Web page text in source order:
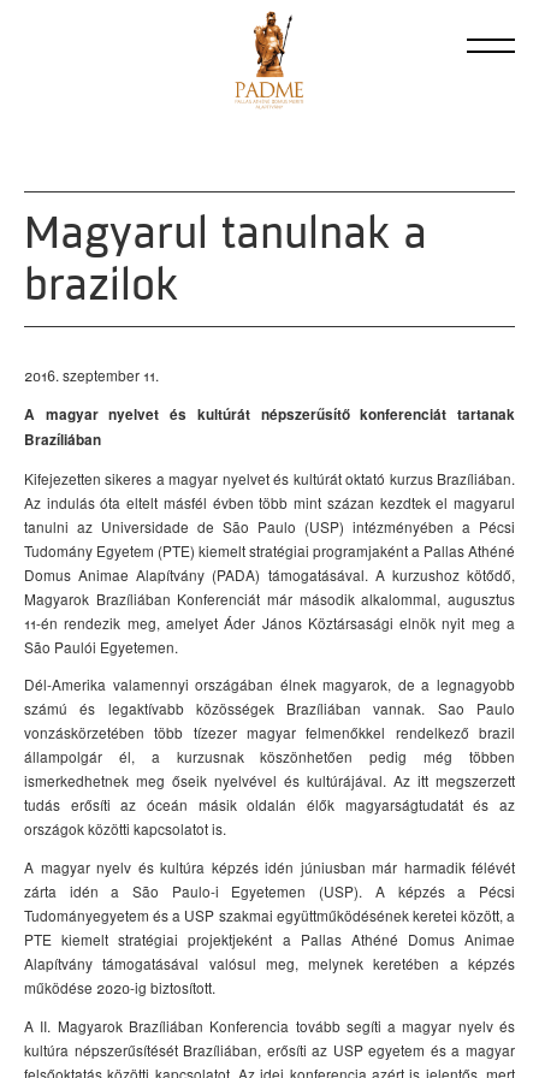
Magyarul tanulnak a
brazilok
2016. szeptember 11.
A magyar nyelvet és kultúrát népszerűsítő konferenciát tartanak
Brazíliában
Kifejezetten sikeres a magyar nyelvet és kultúrát oktató kurzus Brazíliában.
Az indulás óta eltelt másfél évben több mint százan kezdtek el magyarul
tanulni az Universidade de São Paulo (USP) intézményében a Pécsi
Tudomány Egyetem (PTE) kiemelt stratégiai programjaként a Pallas Athéné
Domus Animae Alapítvány (PADA) támogatásával. A kurzushoz kötődő,
Magyarok Brazíliában Konferenciát már második alkalommal, augusztus
11-én rendezik meg, amelyet Áder János Köztársasági elnök nyit meg a
São Paulói Egyetemen.
Dél-Amerika valamennyi országában élnek magyarok, de a legnagyobb
számú és legaktívabb közösségek Brazíliában vannak. Sao Paulo
vonzáskörzetében több tízezer magyar felmenőkkel rendelkező brazil
állampolgár él, a kurzusnak köszönhetően pedig még többen
ismerkedhetnek meg őseik nyelvével és kultúrájával. Az itt megszerzett
tudás erősíti az óceán másik oldalán élők magyarságtudatát és az
országok közötti kapcsolatot is.
A magyar nyelv és kultúra képzés idén júniusban már harmadik félévét
zárta idén a São Paulo-i Egyetemen (USP). A képzés a Pécsi
Tudományegyetem és a USP szakmai együttműködésének keretei között, a
PTE kiemelt stratégiai projektjeként a Pallas Athéné Domus Animae
Alapítvány támogatásával valósul meg, melynek keretében a képzés
működése 2020-ig biztosított.
A II. Magyarok Brazíliában Konferencia tovább segíti a magyar nyelv és
kultúra népszerűsítését Brazíliában, erősíti az USP egyetem és a magyar